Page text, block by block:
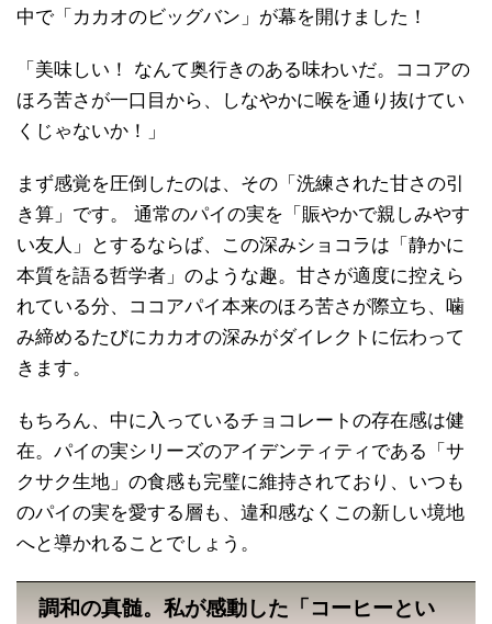
中で「カカオのビッグバン」が幕を開けました！
「美味しい！ なんて奥行きのある味わいだ。ココアの
ほろ苦さが一口目から、しなやかに喉を通り抜けてい
くじゃないか！」
まず感覚を圧倒したのは、その「洗練された甘さの引
き算」です。 通常のパイの実を「賑やかで親しみやす
い友人」とするならば、この深みショコラは「静かに
本質を語る哲学者」のような趣。甘さが適度に控えら
れている分、ココアパイ本来のほろ苦さが際立ち、噛
み締めるたびにカカオの深みがダイレクトに伝わって
きます。
もちろん、中に入っているチョコレートの存在感は健
在。パイの実シリーズのアイデンティティである「サ
クサク生地」の食感も完璧に維持されており、いつも
のパイの実を愛する層も、違和感なくこの新しい境地
へと導かれることでしょう。
調和の真髄。私が感動した「コーヒーとい